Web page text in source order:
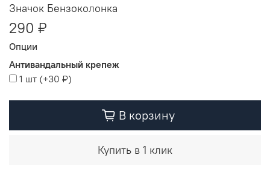
Значок Бензоколонка
290 ₽
Опции
Антивандальный крепеж
1 шт (+30 ₽)
В корзину
Купить в 1 клик